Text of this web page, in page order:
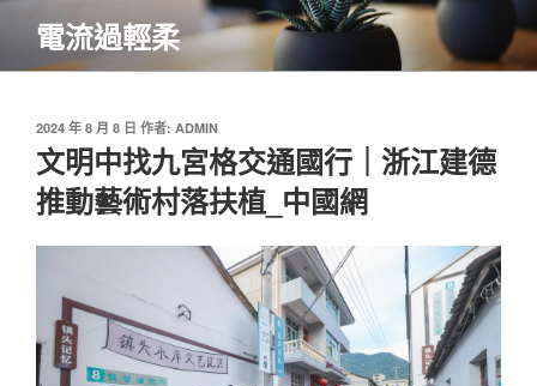
主
電流過輕柔
發
於
2024 年 8 月 8 日 作者: ADMIN
文明中找九宮格交通國行｜浙江建德
推動藝術村落扶植_中國網